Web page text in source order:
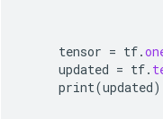
tensor = tf.
updated = tf.
print(updated)